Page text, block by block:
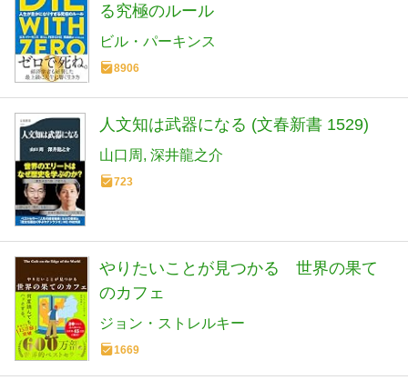
る究極のルール
ビル・パーキンス
8906
人文知は武器になる (文春新書 1529)
山口周 深井龍之介
723
やりたいことが見つかる 世界の果て
のカフェ
ジョン・ストレルキー
1669